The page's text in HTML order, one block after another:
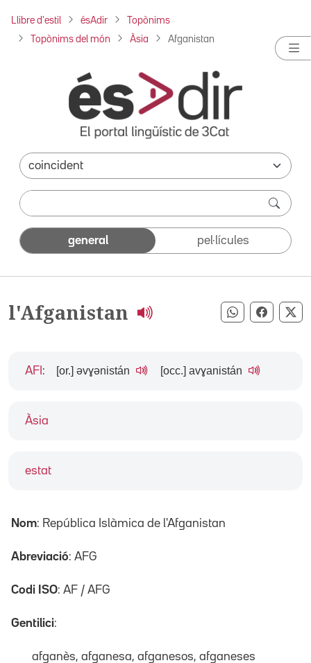
Llibre d'estil ésAdir Topònims
Topònims del món Àsia Afganistan
general pel·lícules
l'Afganistan Compartir
Àsia
estat
AFI : [or.] əvɣənistán [occ.] avɣanistán
Nom: República Islàmica de l'Afganistan
Abreviació: AFG
Codi ISO: AF / AFG
Gentilici:
afganès, afganesa, afganesos, afganeses